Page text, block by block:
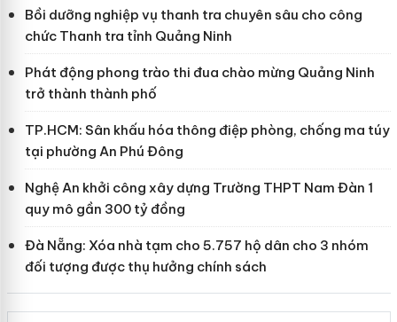
Bồi dưỡng nghiệp vụ thanh tra chuyên sâu cho công
chức Thanh tra tỉnh Quảng Ninh
Phát động phong trào thi đua chào mừng Quảng Ninh
trở thành thành phố
TP.HCM: Sân khấu hóa thông điệp phòng, chống ma túy
tại phường An Phú Đông
Nghệ An khởi công xây dựng Trường THPT Nam Đàn 1
quy mô gần 300 tỷ đồng
Đà Nẵng: Xóa nhà tạm cho 5.757 hộ dân cho 3 nhóm
đối tượng được thụ hưởng chính sách